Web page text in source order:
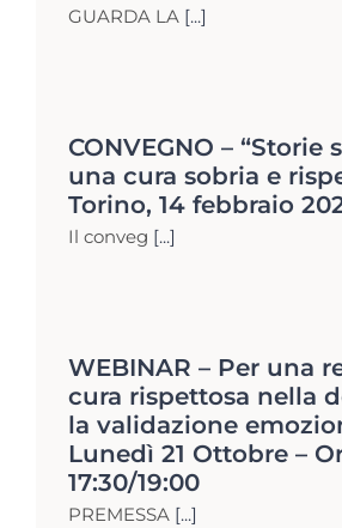
GUARDA LA [...]
CONVEGNO – “Storie
una cura sobria e
Torino, 14 febbraio
Il conveg [...]
WEBINAR – Per una
cura rispettosa nella
la validazione
Lunedì 21 Ottobre –
17:30/19:00
PREMESSA [...]